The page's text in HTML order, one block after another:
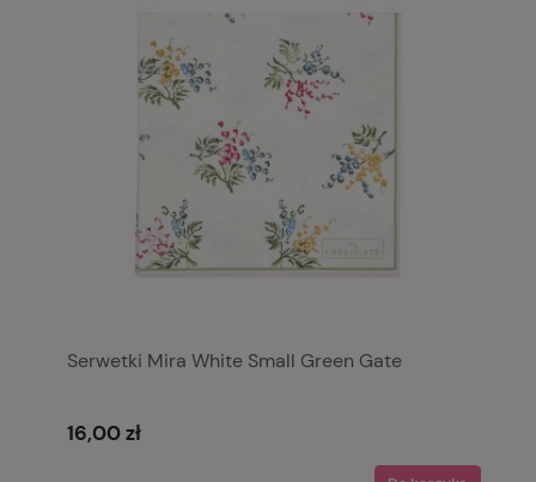
Serwetki Mira White Small Green Gate
16,00 zł